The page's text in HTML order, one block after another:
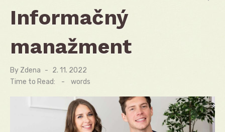
Informačný
manažment
By Zdena
Posted
on
2. 11. 2022
Time to Read:
- words